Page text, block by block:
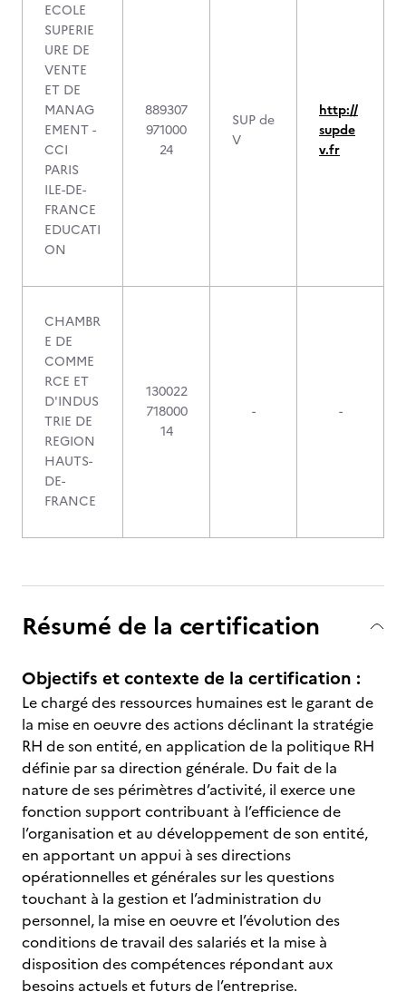
ECOLE
SUPERIE
URE DE
VENTE
ET DE
MANAG
EMENT -
CCI
PARIS
ILE-DE-
FRANCE
EDUCATI
ON
889307
971000
24
SUP de
V
http://
supde
v.fr
CHAMBR
E DE
COMME
RCE ET
D'INDUS
TRIE DE
REGION
HAUTS-
DE-
FRANCE
130022
718000
14
- -
Résumé de la certification
Objectifs et contexte de la certification :
Le chargé des ressources humaines est le garant de
la mise en oeuvre des actions déclinant la stratégie
RH de son entité, en application de la politique RH
définie par sa direction générale. Du fait de la
nature de ses périmètres d’activité, il exerce une
fonction support contribuant à l’efficience de
l’organisation et au développement de son entité,
en apportant un appui à ses directions
opérationnelles et générales sur les questions
touchant à la gestion et l’administration du
personnel, la mise en oeuvre et l’évolution des
conditions de travail des salariés et la mise à
disposition des compétences répondant aux
besoins actuels et futurs de l’entreprise.